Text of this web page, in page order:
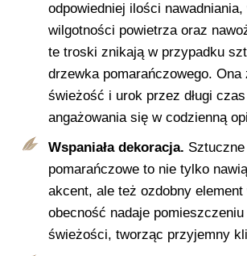
odpowiedniej ilości nawadniania,
wilgotności powietrza oraz
te troski znikają w przypadku
drzewka pomarańczowego. Ona
świeżość i urok przez długi
angażowania się w codzienną
Wspaniała dekoracja.
pomarańczowe to nie tylko
akcent, ale też ozdobny
obecność nadaje
świeżości, tworząc przyjemny